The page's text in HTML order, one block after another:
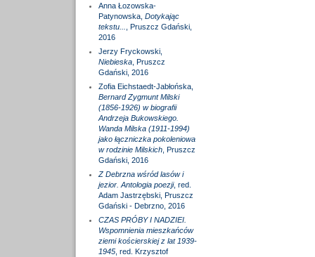
Anna Łozowska-
Patynowska, Dotykając
tekstu...
, Pruszcz Gdański,
2016
Jerzy Fryckowski,
Niebieska, Pruszcz
Gdański, 2016
Zofia Eichstaedt-Jabłońska,
Bernard Zygmunt Milski
(1856-1926) w biografii
Andrzeja Bukowskiego.
Wanda Milska (1911-1994)
jako łączniczka pokoleniowa
w rodzinie Milskich, Pruszcz
Gdański, 2016
Z Debrzna wśród lasów i
jezior. Antologia poezji, red.
Adam Jastrzębski, Pruszcz
Gdański - Debrzno, 2016
CZAS PRÓBY I NADZIEI.
Wspomnienia mieszkańców
ziemi kościerskiej z lat 1939-
1945, red. Krzysztof